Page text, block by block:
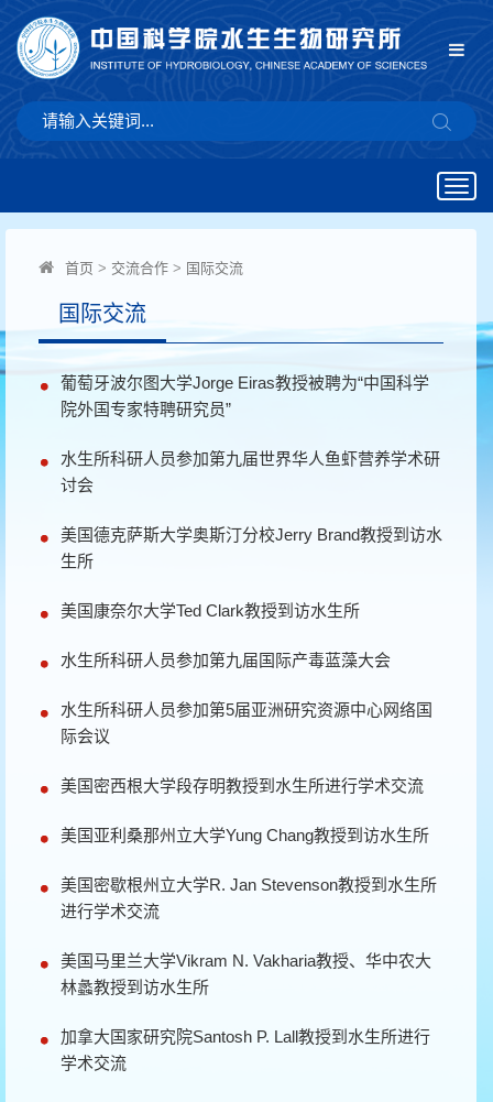
首页 > 交流合作 > 国际交流
国际交流
葡萄牙波尔图大学Jorge Eiras教授被聘为“中国科学
院外国专家特聘研究员”
水生所科研人员参加第九届世界华人鱼虾营养学术研
讨会
美国德克萨斯大学奥斯汀分校Jerry Brand教授到访水
生所
美国康奈尔大学Ted Clark教授到访水生所
水生所科研人员参加第九届国际产毒蓝藻大会
水生所科研人员参加第5届亚洲研究资源中心网络国
际会议
美国密西根大学段存明教授到水生所进行学术交流
美国亚利桑那州立大学Yung Chang教授到访水生所
美国密歇根州立大学R. Jan Stevenson教授到水生所
进行学术交流
美国马里兰大学Vikram N. Vakharia教授、华中农大
林蠡教授到访水生所
加拿大国家研究院Santosh P. Lall教授到水生所进行
学术交流